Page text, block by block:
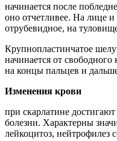
начинается после
оно отчетливее. На лице
отрубевидное, на
Крупнопластинчатое
начинается от свободного
на концы пальцев и
Изменения крови
при скарлатине
болезни. Характерны
лейкоцитоз, нейтрофилез